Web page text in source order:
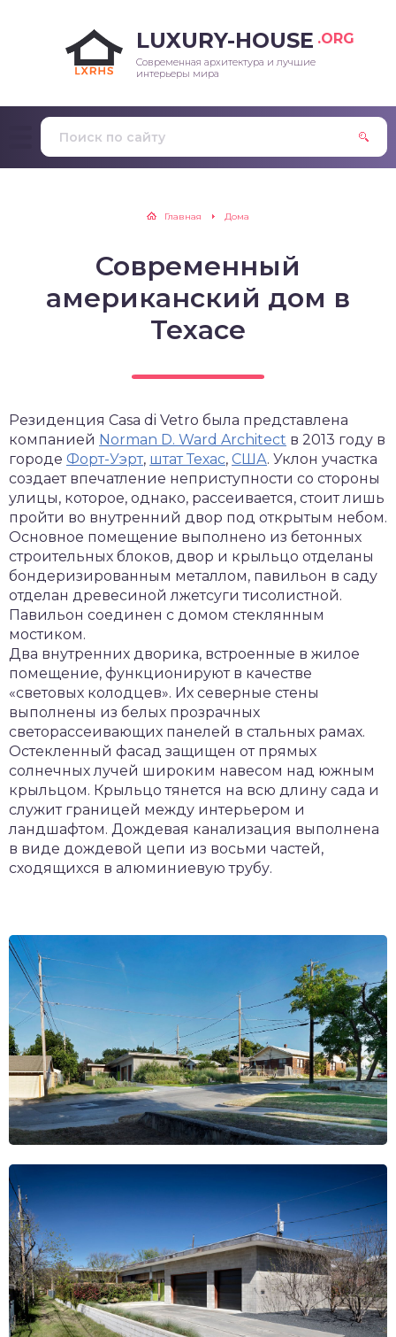
LUXURY-HOUSE .ORG
Современная архитектура и лучшие
интерьеры мира
Главная Дома
Современный
американский дом в
Техасе
Резиденция Casa di Vetro была представлена
компанией Norman D. Ward Architect в 2013 году в
городе Форт-Уэрт, штат Техас, США. Уклон участка
создает впечатление неприступности со стороны
улицы, которое, однако, рассеивается, стоит лишь
пройти во внутренний двор под открытым небом.
Основное помещение выполнено из бетонных
строительных блоков, двор и крыльцо отделаны
бондеризированным металлом, павильон в саду
отделан древесиной лжетсуги тисолистной.
Павильон соединен с домом стеклянным
мостиком.
Два внутренних дворика, встроенные в жилое
помещение, функционируют в качестве
«световых колодцев». Их северные стены
выполнены из белых прозрачных
светорассеивающих панелей в стальных рамах.
Остекленный фасад защищен от прямых
солнечных лучей широким навесом над южным
крыльцом. Крыльцо тянется на всю длину сада и
служит границей между интерьером и
ландшафтом. Дождевая канализация выполнена
в виде дождевой цепи из восьми частей,
сходящихся в алюминиевую трубу.